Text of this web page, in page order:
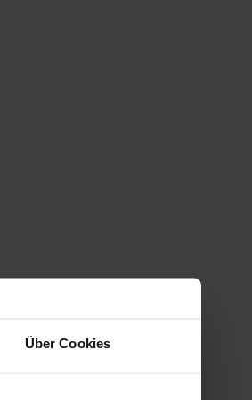
Über Cookies